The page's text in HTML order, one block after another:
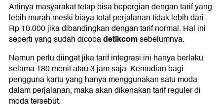
Artinya masyarakat tetap bisa bepergian dengan tarif yang
lebih murah meski biaya total perjalanan tidak lebih dari
Rp 10.000 jika dibandingkan dengan tarif normal. Hal ini
seperti yang sudah dicobadetikcomsebelumnya.
Namun perlu diingat jika tarif integrasi ini hanya berlaku
selama 180 menit atau 3 jam saja. Kemudian bagi
pengguna kartu yang hanya menggunakan satu moda
dalam perjalanan, maka akan dikenakan tarif reguler di
moda tersebut.